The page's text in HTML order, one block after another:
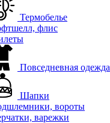
Термобелье
флис
Повседневная одежда
Шапки
вороты
варежки